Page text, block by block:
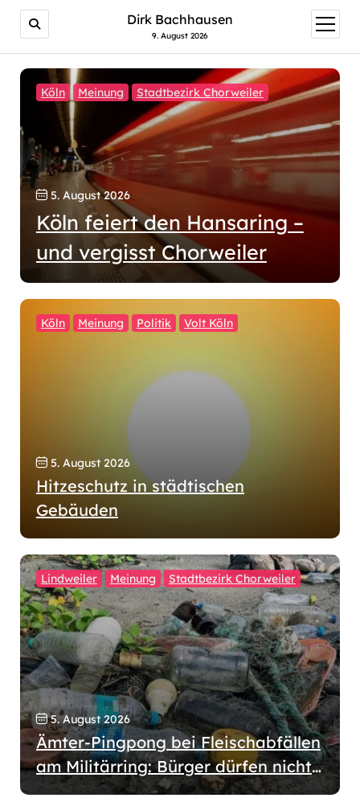
Dirk Bachhausen
9. August 2026
Menü
öffnen
Köln Meinung Stadtbezirk Chorweiler
5. August 2026
Köln feiert den Hansaring –
und vergisst Chorweiler
Köln Meinung Politik Volt Köln
5. August 2026
Hitzeschutz in städtischen
Gebäuden
Lindweiler Meinung Stadtbezirk Chorweiler
5. August 2026
Ämter-Pingpong bei Fleischabfällen
am Militärring: Bürger dürfen nicht
wochenlang allein gelassen werden